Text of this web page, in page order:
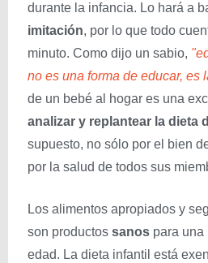
durante la infancia. Lo hará a
imitación, por lo que todo
minuto. Como dijo un sabio,
no es una forma de educar, es
de un bebé al hogar es una
analizar y replantear la dieta
supuesto, no sólo por el bien
por la salud de todos sus
Los alimentos apropiados y
son productos sanos para una
edad. La dieta infantil está